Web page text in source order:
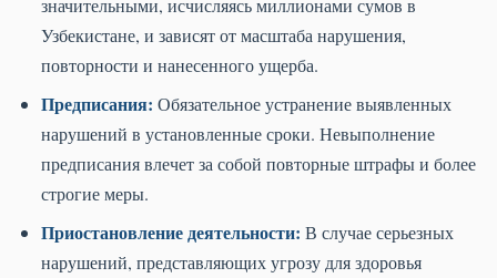
значительными, исчисляясь миллионами сумов в
Узбекистане, и зависят от масштаба нарушения,
повторности и нанесенного ущерба.
Предписания: Обязательное устранение выявленных
нарушений в установленные сроки. Невыполнение
предписания влечет за собой повторные штрафы и более
строгие меры.
Приостановление деятельности: В случае серьезных
нарушений, представляющих угрозу для здоровья